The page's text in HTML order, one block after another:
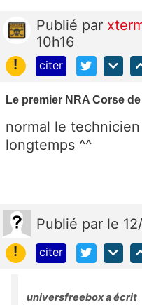
Publié par
10h16
!
citer
Le premier NRA Corse
normal le
longtemps ^^
Publié par le
!
citer
universfreebox a écrit